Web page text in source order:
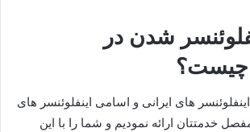
شدن در
چیست؟
های ایرانی و اسامی اینفلوئنسر های
خدمتتان ارائه نمودیم و شما را با این